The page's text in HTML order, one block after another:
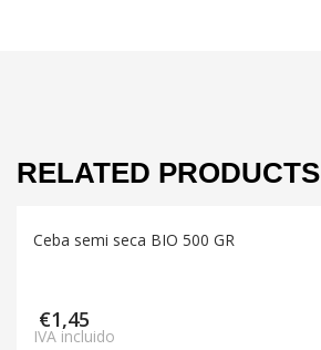
RELATED PRODUCTS
Ceba semi seca BIO 500 GR
€1,45
IVA incluido